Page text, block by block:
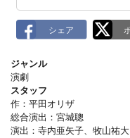
ジャンル
演劇
スタッフ
作：平田オリザ
総合演出：宮城聰
演出：寺内亜矢子、牧山祐大